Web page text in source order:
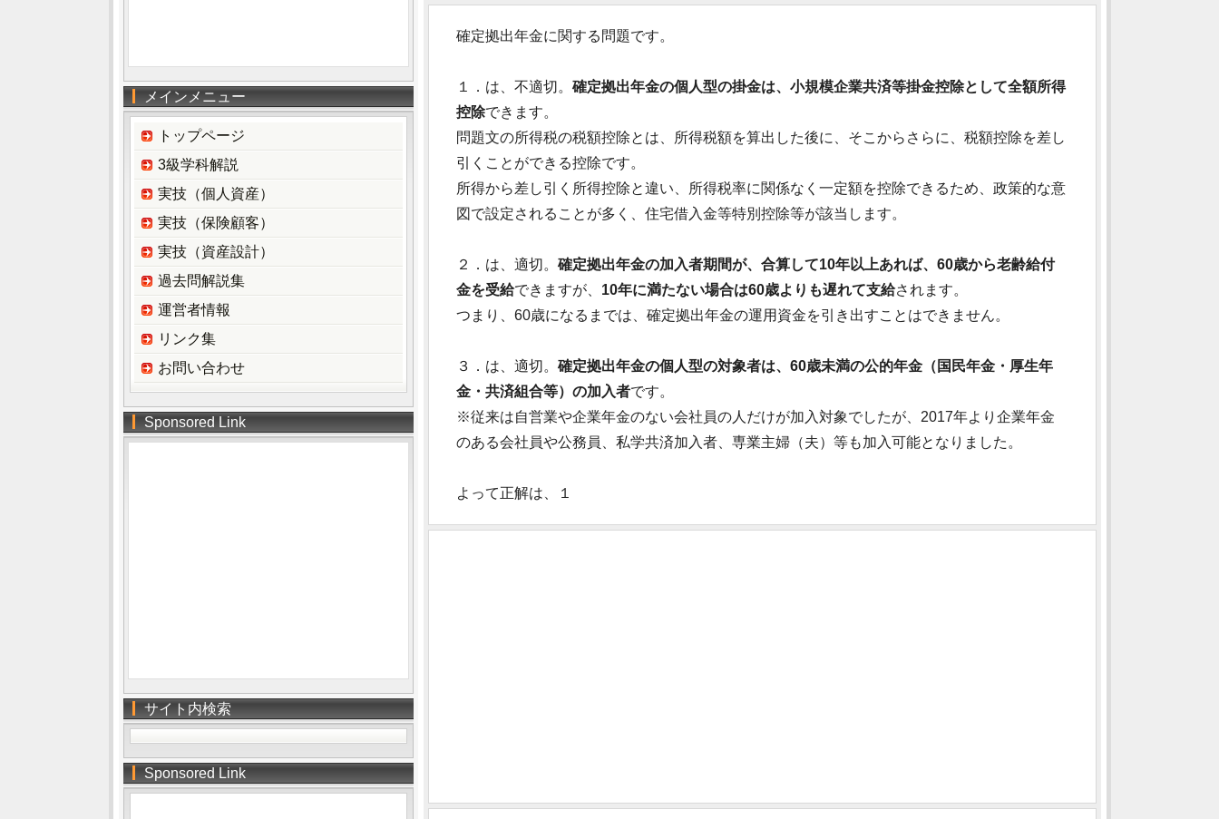
確定拠出年金に関する問題です。
１．は、不適切。 確定拠出年金の個人型の掛金は、小規模企業共済等掛金控除として全額所得
控除できます。
問題文の所得税の税額控除とは、所得税額を算出した後に、そこからさらに、税額控除を差し
引くことができる控除です。
所得から差し引く所得控除と違い、所得税率に関係なく一定額を控除できるため、政策的な意
図で設定されることが多く、住宅借入金等特別控除等が該当します。
２．は、適切。 確定拠出年金の加入者期間が、合算して10年以上あれば、60歳から老齢給付
金を受給できますが、 10年に満たない場合は60歳よりも遅れて支給されます。
つまり、60歳になるまでは、確定拠出年金の運用資金を引き出すことはできません。
３．は、適切。 確定拠出年金の個人型の対象者は、60歳未満の公的年金（国民年金・厚生年
金・共済組合等）の加入者です。
※従来は自営業や企業年金のない会社員の人だけが加入対象でしたが、2017年より企業年金
のある会社員や公務員、私学共済加入者、専業主婦（夫）等も加入可能となりました。
よって正解は、１
メインメニュー
トップページ
3級学科解説
実技（個人資産）
実技（保険顧客）
実技（資産設計）
過去問解説集
運営者情報
リンク集
お問い合わせ
Sponsored Link
サイト内検索
Sponsored Link